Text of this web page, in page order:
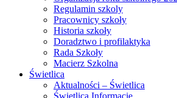
Regulamin szkoly
Pracownicy szkoły
Historia szkoły
Doradztwo i profilaktyka
Rada Szkoły
Macierz Szkolna
Świetlica
Aktualności – Świetlica
Świetlica Informacje